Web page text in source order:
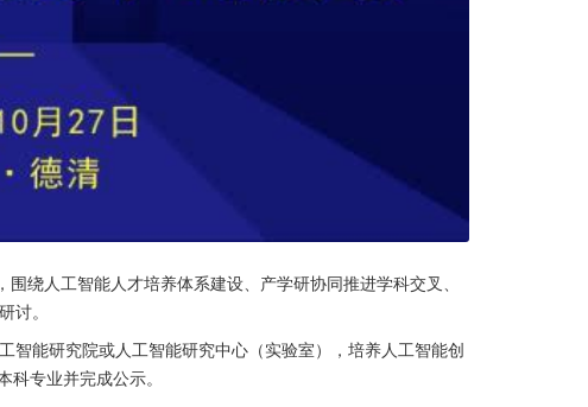
绕人工智能人才培养体系建设、产学研协同推进学科交叉、
讨。
智能研究院或人工智能研究中心（实验室），培养人工智能创
专业并完成公示。